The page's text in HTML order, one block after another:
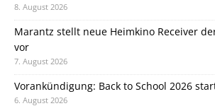
8. August 2026
Marantz stellt neue Heimkino Receiver
vor
7. August 2026
Vorankündigung: Back to School 2026
6. August 2026